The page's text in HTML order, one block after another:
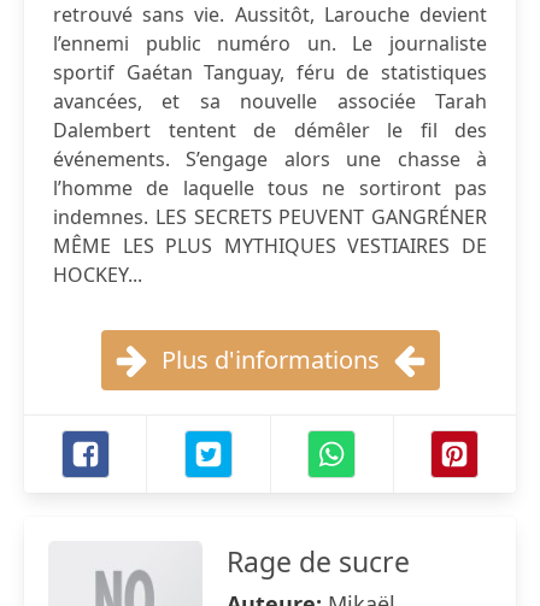
retrouvé sans vie. Aussitôt, Larouche devient
l’ennemi public numéro un. Le journaliste
sportif Gaétan Tanguay, féru de statistiques
avancées, et sa nouvelle associée Tarah
Dalembert tentent de démêler le fil des
événements. S’engage alors une chasse à
l’homme de laquelle tous ne sortiront pas
indemnes. LES SECRETS PEUVENT GANGRÉNER
MÊME LES PLUS MYTHIQUES VESTIAIRES DE
HOCKEY...
Plus d'informations
Rage de sucre